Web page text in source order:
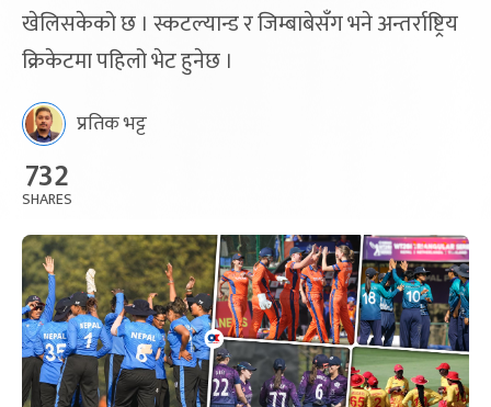
खेलिसकेको छ । स्कटल्यान्ड र जिम्बाबेसँग भने अन्तर्राष्ट्रिय
क्रिकेटमा पहिलो भेट हुनेछ ।
प्रतिक भट्ट
732
SHARES